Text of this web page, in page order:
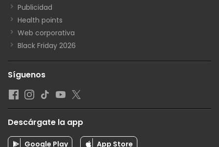
Publicidad
Health points
Web corporativa
Black Friday 2026
Síguenos
Descárgate la app
Google Play App Store